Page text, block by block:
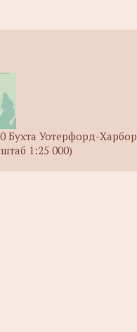
Бухта Уотерфорд-Харбор
1:25 000)